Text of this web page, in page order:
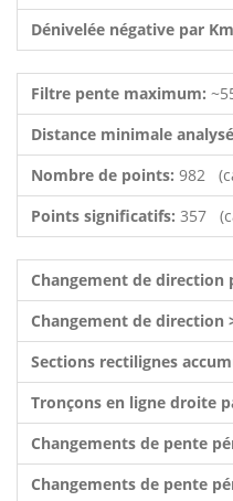
Dénivelée négative par
Filtre pente maximum:
Distance minimale
Nombre de points: 982
Points significatifs: 357
Changement de direction
Changement de direction
Sections rectilignes
Tronçons en ligne droite
Changements de pente
Changements de pente